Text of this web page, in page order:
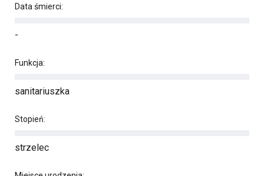
Data śmierci:
-
Funkcja:
sanitariuszka
Stopień:
strzelec